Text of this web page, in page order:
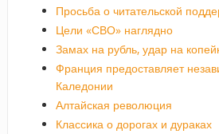
Просьба о читательской
Цели «СВО» наглядно
Замах на рубль, удар на
Франция предоставляет
Каледонии
Алтайская революция
Классика о дорогах и дураках